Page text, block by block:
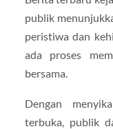
publik
peristiwa dan
ada proses
bersama.
Dengan
terbuka, publik